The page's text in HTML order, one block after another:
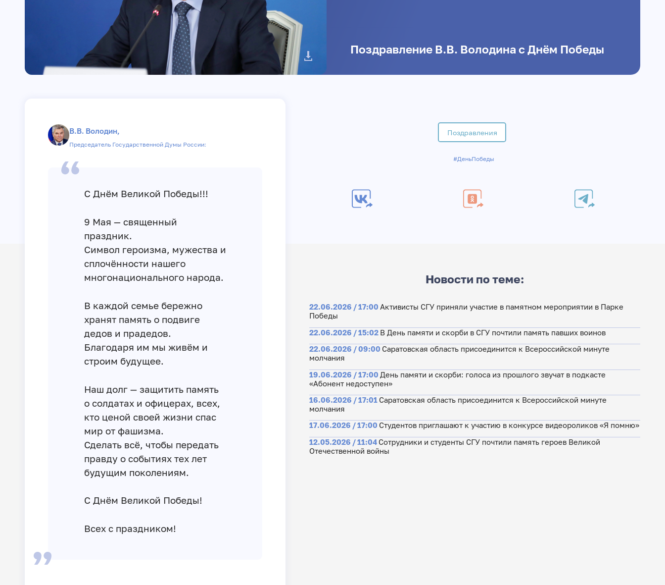
Поздравление В.В. Володина с Днём Победы
В.В. Володин,
Председатель Государственной Думы России:
С Днём Великой Победы!!!
9 Мая — священный
праздник.
Символ героизма, мужества и
сплочённости нашего
многонационального народа.
В каждой семье бережно
хранят память о подвиге
дедов и прадедов.
Благодаря им мы живём и
строим будущее.
Наш долг — защитить память
о солдатах и офицерах, всех,
кто ценой своей жизни спас
мир от фашизма.
Сделать всё, чтобы передать
правду о событиях тех лет
будущим поколениям.
С Днём Великой Победы!
Всех с праздником!
Поздравления
#ДеньПобеды
Новости по теме:
22.06.2026 / 17:00 Активисты СГУ приняли участие в памятном мероприятии в Парке
Победы
22.06.2026 / 15:02 В День памяти и скорби в СГУ почтили память павших воинов
22.06.2026 / 09:00 Саратовская область присоединится к Всероссийской минуте
молчания
19.06.2026 / 17:00 День памяти и скорби: голоса из прошлого звучат в подкасте
«Абонент недоступен»
16.06.2026 / 17:01 Саратовская область присоединится к Всероссийской минуте
молчания
17.06.2026 / 17:00 Студентов приглашают к участию в конкурсе видеороликов «Я помню»
12.05.2026 / 11:04 Сотрудники и студенты СГУ почтили память героев Великой
Отечественной войны